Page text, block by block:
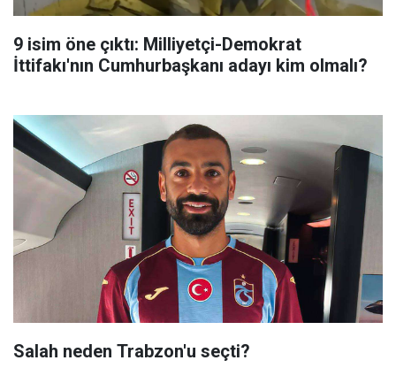
9 isim öne çıktı: Milliyetçi-Demokrat
İttifakı'nın Cumhurbaşkanı adayı kim olmalı?
Salah neden Trabzon'u seçti?